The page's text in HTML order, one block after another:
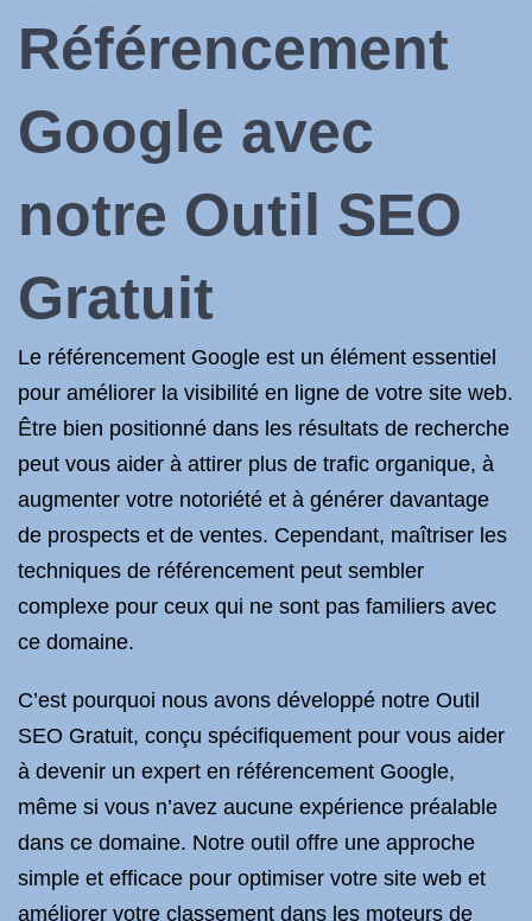
Référencement
Google avec
notre Outil SEO
Gratuit
Le référencement Google est un élément essentiel
pour améliorer la visibilité en ligne de votre site web.
Être bien positionné dans les résultats de recherche
peut vous aider à attirer plus de trafic organique, à
augmenter votre notoriété et à générer davantage
de prospects et de ventes. Cependant, maîtriser les
techniques de référencement peut sembler
complexe pour ceux qui ne sont pas familiers avec
ce domaine.
C’est pourquoi nous avons développé notre Outil
SEO Gratuit, conçu spécifiquement pour vous aider
à devenir un expert en référencement Google,
même si vous n’avez aucune expérience préalable
dans ce domaine. Notre outil offre une approche
simple et efficace pour optimiser votre site web et
améliorer votre classement dans les moteurs de